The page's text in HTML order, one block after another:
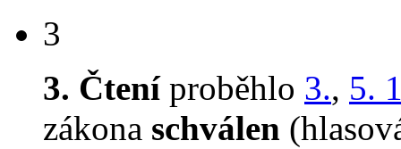
3
3. Čteníproběhlo 3., 5.
zákona schválen